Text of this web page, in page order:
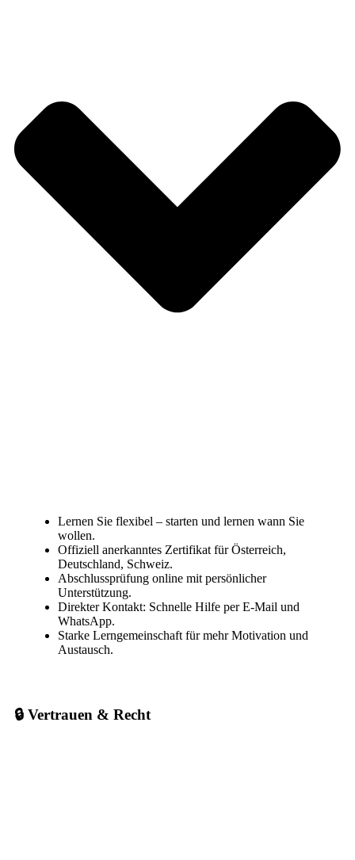
Lernen Sie flexibel – starten und lernen wann Sie
wollen.
Offiziell anerkanntes Zertifikat für Österreich,
Deutschland, Schweiz.
Abschlussprüfung online mit persönlicher
Unterstützung.
Direkter Kontakt: Schnelle Hilfe per E-Mail und
WhatsApp.
Starke Lerngemeinschaft für mehr Motivation und
Austausch.
🔒 Vertrauen & Recht